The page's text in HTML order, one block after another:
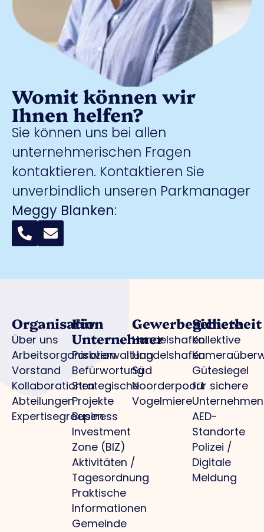
Womit können wir
Ihnen helfen?
Sie können uns bei allen
unternehmerischen Fragen
kontaktieren. Kontaktieren Sie
unverbindlich unseren Parkmanager
Meggy Blanken:
Organisation
Über uns
Arbeitsorganisation
Vorstand
Kollaborationen
Abteilungen
Expertisegroepen
Für
Unternehmer
Parkverwaltung
Befürwortung
Strategische
Projekte
Business
Investment
Zone (BIZ)
Aktivitäten /
Tagesordnung
Praktische
Informationen
Gemeinde
Gewerbegebiete
Handelshafen
Handelshafen
Süd
Noorderpoort
Vogelmiere
Sicherheit
Kollektive
Gütesiegel
für sichere
Unternehmen
AED-
Standorte
Polizei /
Digitale
Meldung